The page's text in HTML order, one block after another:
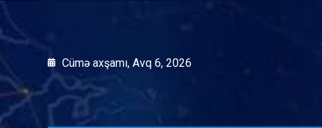
Cümə axşamı, Avq 6, 2026